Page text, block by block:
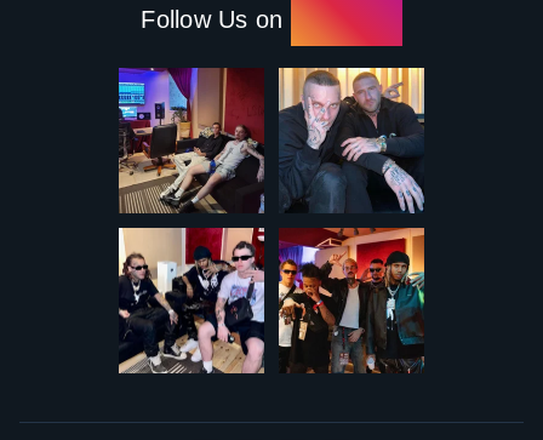
Follow Us on Instagram